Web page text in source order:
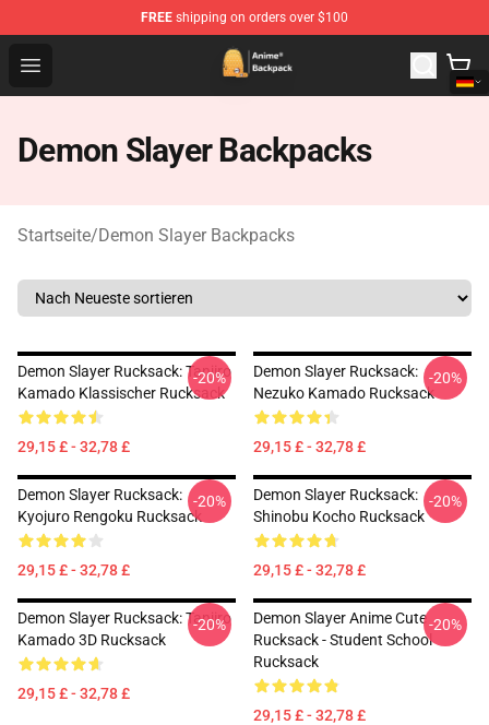
FREE shipping on orders over $100
Open menu
Anime Backpack Shop - Official Anime Backpack Store
Demon Slayer Backpacks
Startseite/Demon Slayer Backpacks
Demon Slayer Rucksack: Tanjiro
Kamado Klassischer Rucksack
29,15 £ - 32,78 £
-20%
Demon Slayer Rucksack:
Nezuko Kamado Rucksack
29,15 £ - 32,78 £
-20%
Demon Slayer Rucksack:
Kyojuro Rengoku Rucksack
29,15 £ - 32,78 £
-20%
Demon Slayer Rucksack:
Shinobu Kocho Rucksack
29,15 £ - 32,78 £
-20%
Demon Slayer Rucksack: Tanjiro
Kamado 3D Rucksack
29,15 £ - 32,78 £
-20%
Demon Slayer Anime Cute
Rucksack - Student School
Rucksack
29,15 £ - 32,78 £
-20%